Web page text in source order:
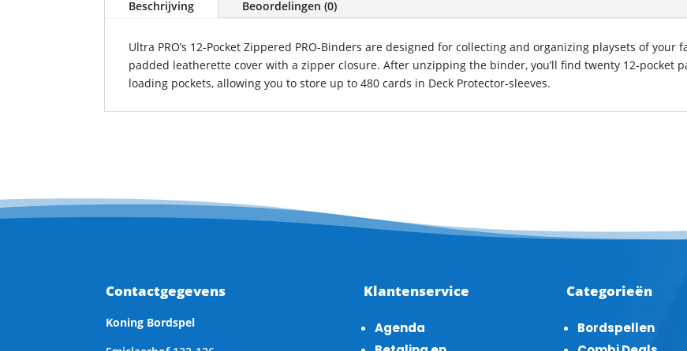
Beschrijving Beoordelingen (0)
Ultra PRO’s 12-Pocket Zippered PRO-Binders are designed for collecting and organizing playsets of your
padded leatherette cover with a zipper closure. After unzipping the binder, you’ll find twenty 12-pocket
loading pockets, allowing you to store up to 480 cards in Deck Protector-sleeves.
Contactgegevens
Koning Bordspel
Klantenservice
Agenda
Categorieën
Bordspellen